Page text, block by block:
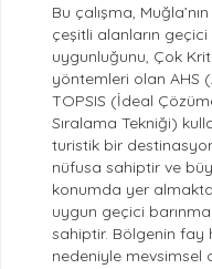
Bu çalışma,
çeşitli alanların
uygunluğunu, Çok
yöntemleri olan AHS
TOPSIS (İdeal
Sıralama Tekniği)
turistik bir
nüfusa sahiptir ve
konumda yer
uygun geçici
sahiptir. Bölgenin fay
nedeniyle mevsimsel